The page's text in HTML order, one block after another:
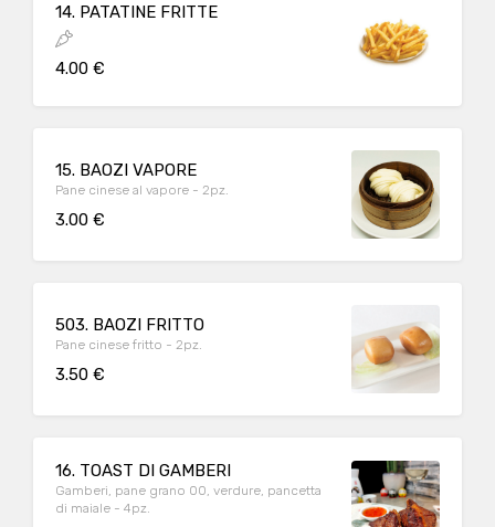
14. PATATINE FRITTE
4.00 €
15. BAOZI VAPORE
Pane cinese al vapore - 2pz.
3.00 €
503. BAOZI FRITTO
Pane cinese fritto - 2pz.
3.50 €
16. TOAST DI GAMBERI
Gamberi, pane grano 00, verdure, pancetta
di maiale - 4pz.